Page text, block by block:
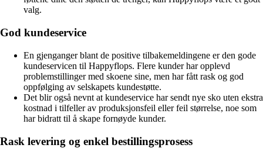
valg.
God kundeservice
En gjenganger blant de positive tilbakemeldingene er den gode
kundeservicen til Happyflops. Flere kunder har opplevd
problemstillinger med skoene sine, men har fått rask og god
oppfølging av selskapets kundestøtte.
Det blir også nevnt at kundeservice har sendt nye sko uten ekstra
kostnad i tilfeller av produksjonsfeil eller feil størrelse, noe som
har bidratt til å skape fornøyde kunder.
Rask levering og enkel bestillingsprosess